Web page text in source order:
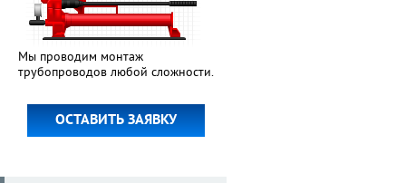
Мы проводим монтаж
трубопроводов любой сложности.
ОСТАВИТЬ ЗАЯВКУ